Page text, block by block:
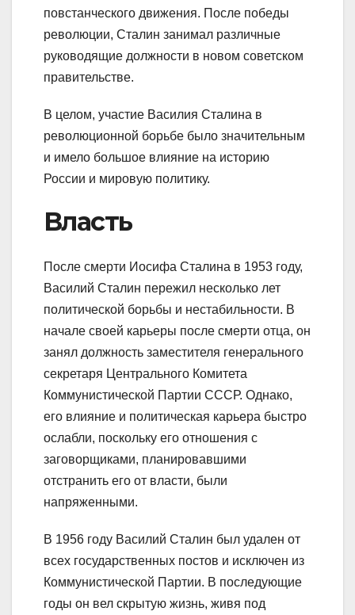
повстанческого движения. После победы
революции, Сталин занимал различные
руководящие должности в новом советском
правительстве.
В целом, участие Василия Сталина в
революционной борьбе было значительным
и имело большое влияние на историю
России и мировую политику.
Власть
После смерти Иосифа Сталина в 1953 году,
Василий Сталин пережил несколько лет
политической борьбы и нестабильности. В
начале своей карьеры после смерти отца, он
занял должность заместителя генерального
секретаря Центрального Комитета
Коммунистической Партии СССР. Однако,
его влияние и политическая карьера быстро
ослабли, поскольку его отношения с
заговорщиками, планировавшими
отстранить его от власти, были
напряженными.
В 1956 году Василий Сталин был удален от
всех государственных постов и исключен из
Коммунистической Партии. В последующие
годы он вел скрытую жизнь, живя под